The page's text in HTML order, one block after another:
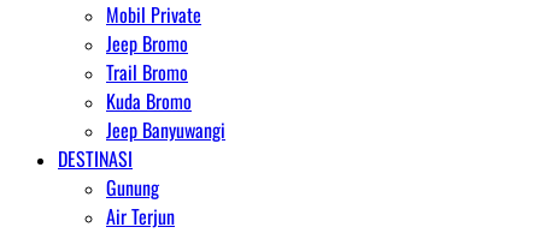
Mobil Private
Jeep Bromo
Trail Bromo
Kuda Bromo
Jeep Banyuwangi
DESTINASI
Gunung
Air Terjun